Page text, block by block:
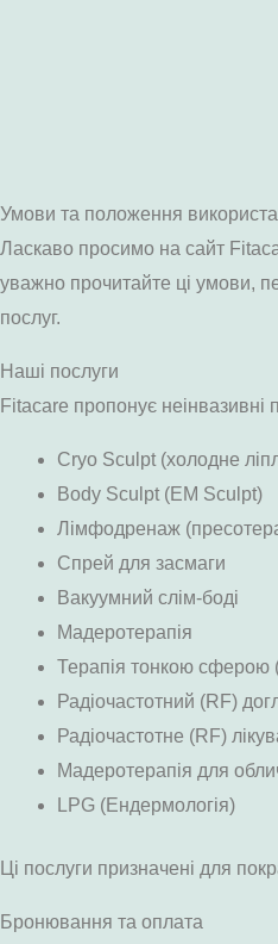
Умови та положення
Ласкаво просимо на сайт
уважно прочитайте ці умови,
послуг.
Наші послуги
Fitacare пропонує неінвазивні
Cryo Sculpt (холодне
Body Sculpt (EM Sculpt)
Лімфодренаж
Спрей для засмаги
Вакуумний слім-боді
Мадеротерапія
Терапія тонкою сферою
Радіочастотний (RF)
Радіочастотне (RF)
Мадеротерапія для
LPG (Ендермологія)
Ці послуги призначені для
Бронювання та оплата